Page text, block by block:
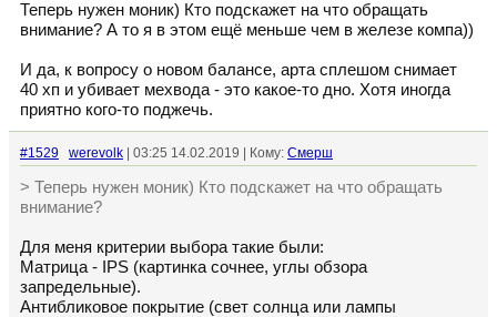
Теперь нужен моник) Кто подскажет на что обращать
внимание? А то я в этом ещё меньше чем в железе компа))
И да, к вопросу о новом балансе, арта сплешом снимает
40 хп и убивает мехвода - это какое-то дно. Хотя иногда
приятно кого-то поджечь.
#1529 werevolk | 03:25 14.02.2019 | Кому: Смерш
> Теперь нужен моник) Кто подскажет на что обращать
внимание?
Для меня критерии выбора такие были:
Матрица - IPS (картинка сочнее, углы обзора
запредельные).
Антибликовое покрытие (свет солнца или лампы